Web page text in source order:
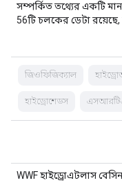
সম্পর্কিত তথ্যের একটি
56টি চলকের ডেটা রয়েছে,
জিওফিজিক্যাল
হাইড্রোশেডস
WWF হাইড্রোএটলাস